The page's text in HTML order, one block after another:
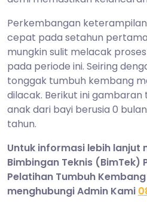
Perkembangan
cepat pada setahun
mungkin sulit melacak
pada periode ini. Seiring
tonggak tumbuh kembang
dilacak. Berikut ini
anak dari bayi berusia 0
tahun.
Untuk informasi lebih lanjut
Bimbingan Teknis (BimTek)
Pelatihan Tumbuh
menghubungi Admin Kami